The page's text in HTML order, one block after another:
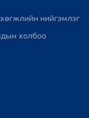
нийгэмлэг
холбоо